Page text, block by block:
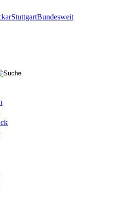
StuttgartBundesweit